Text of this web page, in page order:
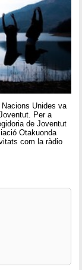
Unides va
Per a
de Joventut
Otakuonda
com la ràdio